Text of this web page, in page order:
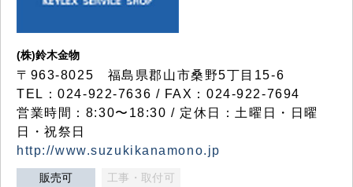
(株)鈴木金物
〒963-8025 福島県郡山市桑野5丁目15-6
TEL：024-922-7636 / FAX：024-922-7694
営業時間：8:30〜18:30 / 定休日：土曜日・日曜
日・祝祭日
http://www.suzukikanamono.jp
販売可 工事・取付可